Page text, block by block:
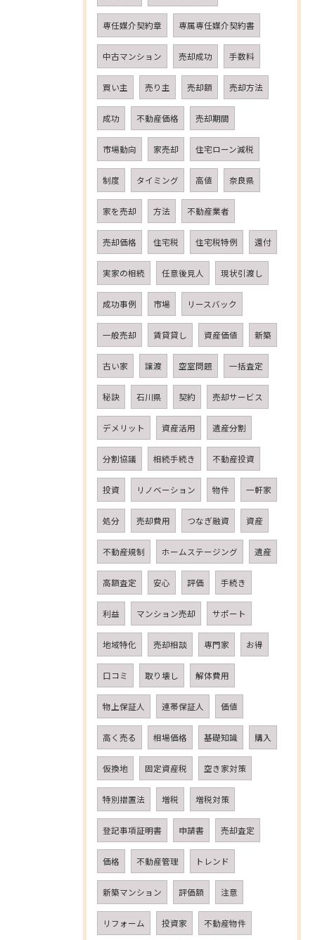
専任媒介契約章 専属専任媒介契約書
中古マンション 売却成功 手数料
買い主 売り主 売却額 売却方法
成功 不動産価格 売却期間
市場動向 家売却 住宅ローン減税
制度 タイミング 高値 奈良県
家を売却 方法 不動産業者
売却価格 住宅税 住宅税特例 還付
実家の相続 任意後見人 現状引渡し
成功事例 市場 リースバック
一般売却 賃貸貸し 資産価値 新築
古い家 譲渡 空室問題 一括査定
秘訣 石川県 契約 売却サービス
デメリット 資産活用 遺産分割
分割協議 相続手続き 不動産投資
投資 リノベーション 物件 一軒家
処分 売却費用 つなぎ融資 資産
不動産規制 ホームステージング 遺産
高額査定 安心 評価 手続き
利益 マンション売却 サポート
地域特化 売却相談 専門家 お得
口コミ 取り壊し 解体費用
物上保証人 連帯保証人 価値
高く売る 相場価格 基礎知識 購入
仮換地 固定資産税 空き家対策
特別措置法 増税 増税対策
登記事項証明書 申請書 売却査定
価格 不動産管理 トレンド
新築マンション 評価額 注意
リフォーム 投資家 不動産物件